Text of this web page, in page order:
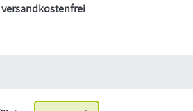
versandkostenfrei